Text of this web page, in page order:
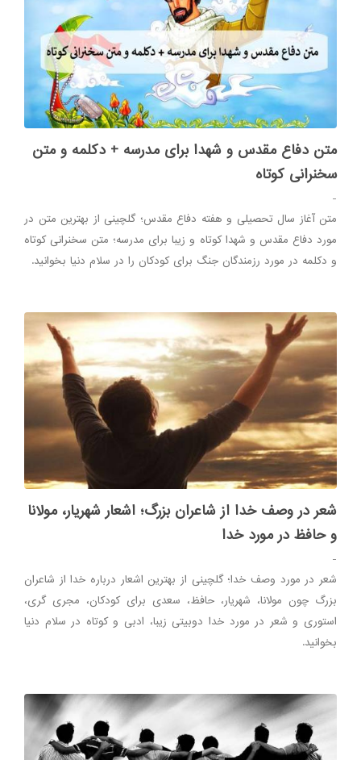
متن دفاع مقدس و شهدا برای مدرسه + دکلمه و متن
سخنرانی کوتاه
-
متن آغاز سال تحصیلی و هفته دفاع مقدس؛ گلچینی از بهترین متن در
مورد دفاع مقدس و شهدا کوتاه و زیبا برای مدرسه؛ متن سخنرانی کوتاه
و دکلمه در مورد رزمندگان جنگ برای کودکان را در سلام دنیا بخوانید.
شعر در وصف خدا از شاعران بزرگ؛ اشعار شهریار، مولانا
و حافظ در مورد خدا
-
شعر در مورد وصف خدا؛ گلچینی از بهترین اشعار درباره خدا از شاعران
بزرگ چون مولانا، شهریار، حافظ، سعدی برای کودکان، مجری گری،
استوری و شعر در مورد خدا دوبیتی زیبا، ادبی و کوتاه در سلام دنیا
بخوانید.